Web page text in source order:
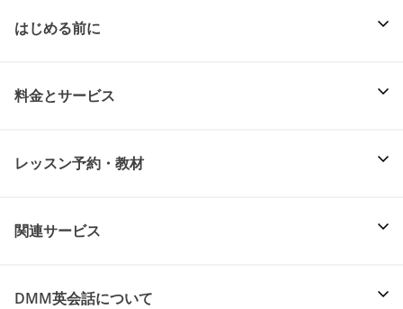
はじめる前に
料金とサービス
レッスン予約・教材
関連サービス
DMM英会話について